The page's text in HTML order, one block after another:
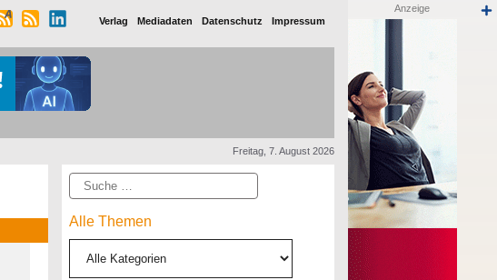
Verlag Mediadaten Datenschutz Impressum
Freitag, 7. August 2026
Suche
Alle Themen
Anzeige